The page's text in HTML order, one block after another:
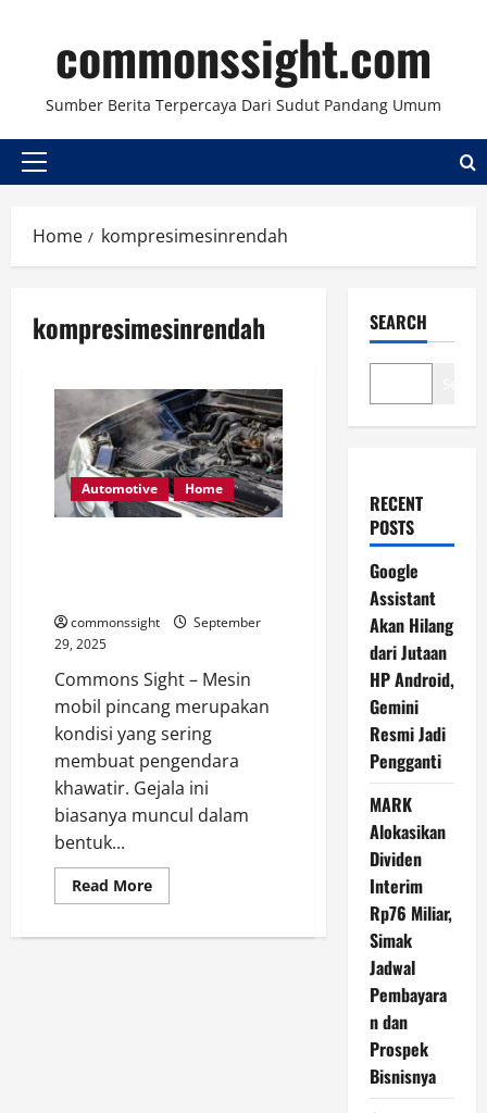
contentcommonssight.com
Sumber Berita Terpercaya Dari Sudut Pandang Umum
Primary
Home kompresimesinrendah
kompresimesinrendah
Automotive Home
commonssight
September
29, 2025
Commons Sight – Mesin
mobil pincang merupakan
kondisi yang sering
membuat pengendara
khawatir. Gejala ini
biasanya muncul dalam
bentuk...
Read MoreRead
more
Mesin
SEARCH
RECENT
POSTS
Google
Assistant
Akan Hilang
dari Jutaan
HP Android,
Gemini
Resmi Jadi
Pengganti
MARK
Alokasikan
Dividen
Interim
Rp76 Miliar,
Simak
Jadwal
Pembayara
n dan
Prospek
Bisnisnya